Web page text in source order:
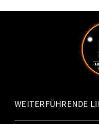
WEITERFÜHRENDE